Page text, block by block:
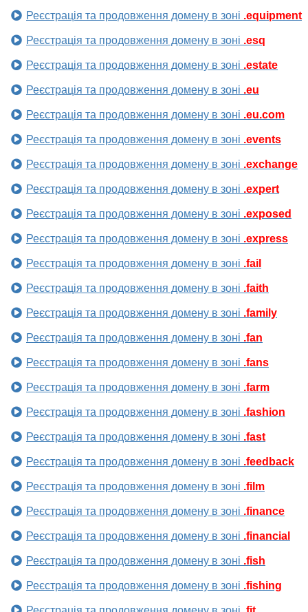
Реєстрація та продовження домену в зоні .equipment
Реєстрація та продовження домену в зоні .esq
Реєстрація та продовження домену в зоні .estate
Реєстрація та продовження домену в зоні .eu
Реєстрація та продовження домену в зоні .eu.com
Реєстрація та продовження домену в зоні .events
Реєстрація та продовження домену в зоні .exchange
Реєстрація та продовження домену в зоні .expert
Реєстрація та продовження домену в зоні .exposed
Реєстрація та продовження домену в зоні .express
Реєстрація та продовження домену в зоні .fail
Реєстрація та продовження домену в зоні .faith
Реєстрація та продовження домену в зоні .family
Реєстрація та продовження домену в зоні .fan
Реєстрація та продовження домену в зоні .fans
Реєстрація та продовження домену в зоні .farm
Реєстрація та продовження домену в зоні .fashion
Реєстрація та продовження домену в зоні .fast
Реєстрація та продовження домену в зоні .feedback
Реєстрація та продовження домену в зоні .film
Реєстрація та продовження домену в зоні .finance
Реєстрація та продовження домену в зоні .financial
Реєстрація та продовження домену в зоні .fish
Реєстрація та продовження домену в зоні .fishing